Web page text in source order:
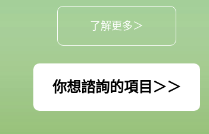
了解更多＞
你想諮詢的項目＞＞